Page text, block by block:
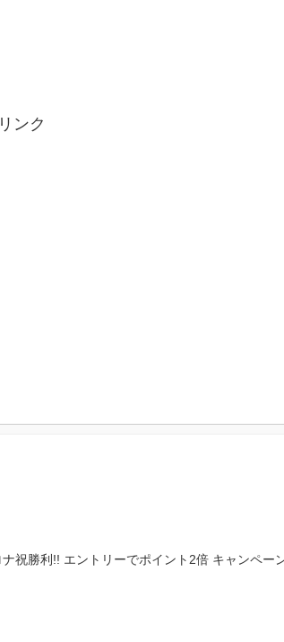
ンク
祝勝利!! エントリーでポイント2倍 キャンペー